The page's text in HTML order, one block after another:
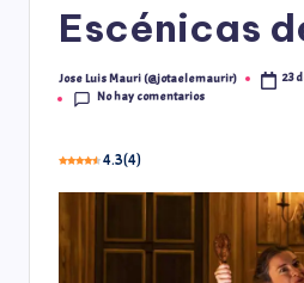
Escénicas
Jose Luis Mauri (@jotaelemaurir)
23
No hay comentarios
4.3(4)